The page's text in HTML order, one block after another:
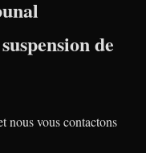
de
nous vous contactons